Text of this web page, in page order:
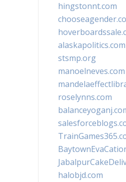
hingstonnt.com
alaskapolitics.com
stsmp.org
manoelneves.com
roselynns.com
halobjd.com